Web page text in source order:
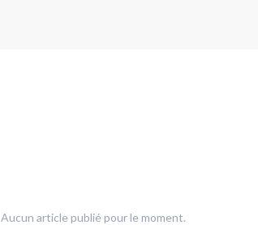
Aucun article publié pour le moment.